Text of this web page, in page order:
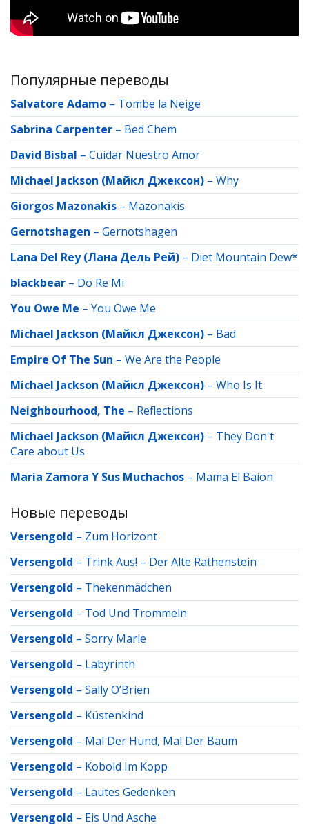
Популярные переводы
Salvatore Adamo – Tombe la Neige
Sabrina Carpenter – Bed Chem
David Bisbal – Cuidar Nuestro Amor
Michael Jackson (Майкл Джексон) – Why
Giorgos Mazonakis – Mazonakis
Gernotshagen – Gernotshagen
Lana Del Rey (Лана Дель Рей) – Diet Mountain Dew*
blackbear – Do Re Mi
You Owe Me – You Owe Me
Michael Jackson (Майкл Джексон) – Bad
Empire Of The Sun – We Are the People
Michael Jackson (Майкл Джексон) – Who Is It
Neighbourhood, The – Reflections
Michael Jackson (Майкл Джексон) – They Don't
Care about Us
Maria Zamora Y Sus Muchachos – Mama El Baion
Новые переводы
Versengold – Zum Horizont
Versengold – Trink Aus! – Der Alte Rathenstein
Versengold – Thekenmädchen
Versengold – Tod Und Trommeln
Versengold – Sorry Marie
Versengold – Labyrinth
Versengold – Sally O’Brien
Versengold – Küstenkind
Versengold – Mal Der Hund, Mal Der Baum
Versengold – Kobold Im Kopp
Versengold – Lautes Gedenken
Versengold – Eis Und Asche